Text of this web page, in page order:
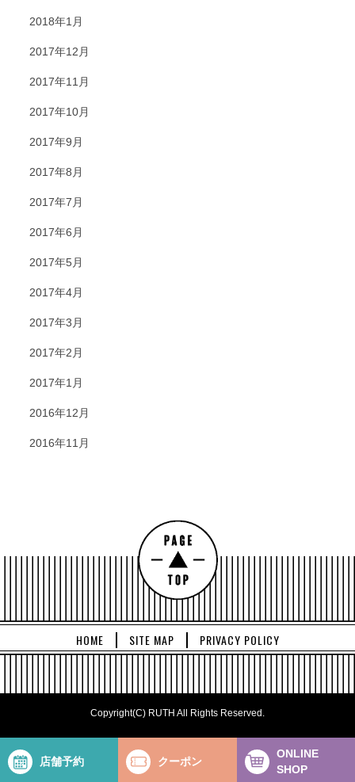
2018年1月
2017年12月
2017年11月
2017年10月
2017年9月
2017年8月
2017年7月
2017年6月
2017年5月
2017年4月
2017年3月
2017年2月
2017年1月
2016年12月
2016年11月
HOME SITE MAP PRIVACY POLICY
Copyright(C) RUTH All Rights Reserved.
店舗予約 クーポン
ONLINE
SHOP